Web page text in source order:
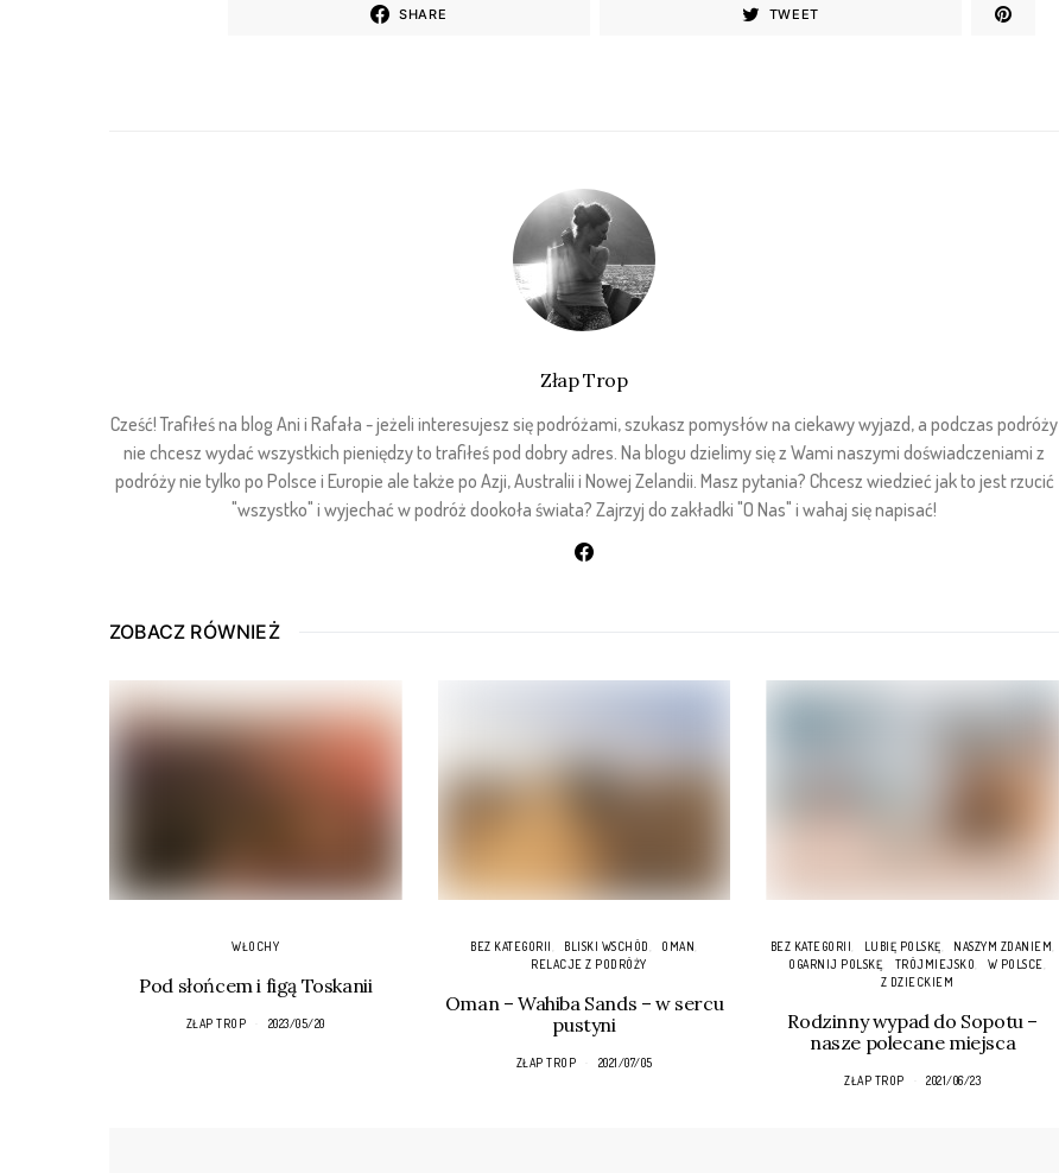
SHARE TWEET
Złap Trop
Cześć! Trafiłeś na blog Ani i Rafała - jeżeli interesujesz się podróżami, szukasz pomysłów na ciekawy wyjazd, a podczas podróży
nie chcesz wydać wszystkich pieniędzy to trafiłeś pod dobry adres. Na blogu dzielimy się z Wami naszymi doświadczeniami z
podróży nie tylko po Polsce i Europie ale także po Azji, Australii i Nowej Zelandii. Masz pytania? Chcesz wiedzieć jak to jest rzucić
"wszystko" i wyjechać w podróż dookoła świata? Zajrzyj do zakładki "O Nas" i wahaj się napisać!
ZOBACZ RÓWNIEŻ
WŁOCHY
Pod słońcem i figą Toskanii
ZŁAP TROP 2023/05/20
BEZ KATEGORII BLISKI WSCHÓD
OMAN
RELACJE Z PODRÓŻY
Oman – Wahiba Sands – w sercu
pustyni
ZŁAP TROP 2021/07/05
BEZ KATEGORII LUBIĘ POLSKĘ
NASZYM ZDANIEM
OGARNIJ POLSKĘ
TRÓJMIEJSKO
W POLSCE
Z DZIECKIEM
Rodzinny wypad do Sopotu –
nasze polecane miejsca
ZŁAP TROP 2021/06/23